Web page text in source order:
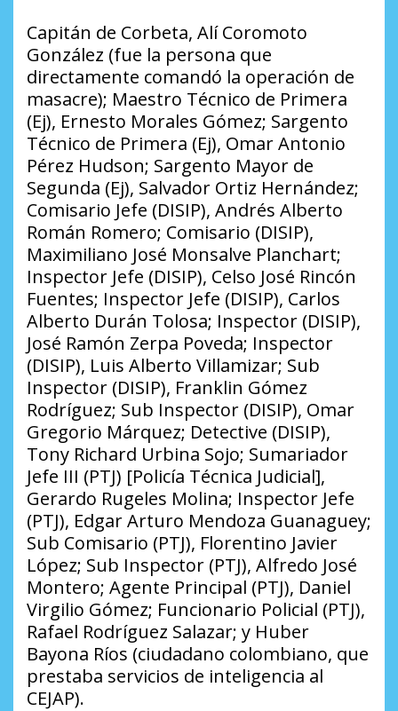
Capitán de Corbeta, Alí Coromoto
González (fue la persona que
directamente comandó la operación de
masacre); Maestro Técnico de Primera
(Ej), Ernesto Morales Gómez; Sargento
Técnico de Primera (Ej), Omar Antonio
Pérez Hudson; Sargento Mayor de
Segunda (Ej), Salvador Ortiz Hernández;
Comisario Jefe (DISIP), Andrés Alberto
Román Romero; Comisario (DISIP),
Maximiliano José Monsalve Planchart;
Inspector Jefe (DISIP), Celso José Rincón
Fuentes; Inspector Jefe (DISIP), Carlos
Alberto Durán Tolosa; Inspector (DISIP),
José Ramón Zerpa Poveda; Inspector
(DISIP), Luis Alberto Villamizar; Sub
Inspector (DISIP), Franklin Gómez
Rodríguez; Sub Inspector (DISIP), Omar
Gregorio Márquez; Detective (DISIP),
Tony Richard Urbina Sojo; Sumariador
Jefe III (PTJ) [Policía Técnica Judicial],
Gerardo Rugeles Molina; Inspector Jefe
(PTJ), Edgar Arturo Mendoza Guanaguey;
Sub Comisario (PTJ), Florentino Javier
López; Sub Inspector (PTJ), Alfredo José
Montero; Agente Principal (PTJ), Daniel
Virgilio Gómez; Funcionario Policial (PTJ),
Rafael Rodríguez Salazar; y Huber
Bayona Ríos (ciudadano colombiano, que
prestaba servicios de inteligencia al
CEJAP).